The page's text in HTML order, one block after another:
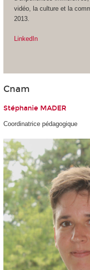
vidéo, la culture et la
2013.
LinkedIn
Cnam
Stéphanie MADER
Coordinatrice pédagogique